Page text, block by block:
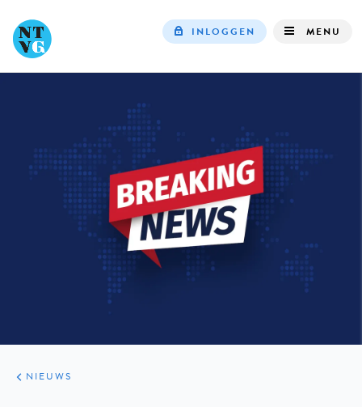
INLOGGEN MENU
ARTIKELEN
HET
KORT
NIEUWS